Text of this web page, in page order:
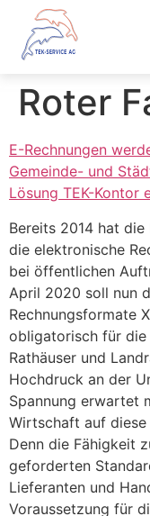
Roter
E-Rechnungen
Gemeinde- und
Lösung TEK-Kontor
Bereits 2014 hat
die elektronische
bei öffentlichen
April 2020 soll nun
Rechnungsformate
obligatorisch für die
Rathäuser und
Hochdruck an der
Spannung erwartet
Wirtschaft auf
Denn die Fähigkeit
geforderten
Lieferanten und
Voraussetzung für